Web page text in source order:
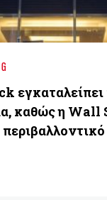
καθώς η Wall